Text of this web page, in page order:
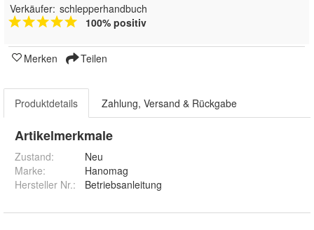
Verkäufer: schlepperhandbuch
100% positiv
Merken Teilen
Produktdetails Zahlung, Versand & Rückgabe
Artikelmerkmale
Zustand:
Neu
Marke:
Hanomag
Hersteller Nr.:
Betriebsanleitung